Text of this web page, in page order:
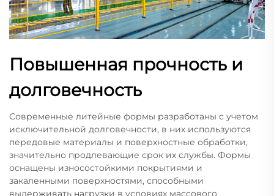
Повышенная прочность и
долговечность
Современные литейные формы разработаны с учетом
исключительной долговечности, в них используются
передовые материалы и поверхностные обработки,
значительно продлевающие срок их службы. Формы
оснащены износостойкими покрытиями и
закаленными поверхностями, способными
выдерживать нагрузки в условиях массового